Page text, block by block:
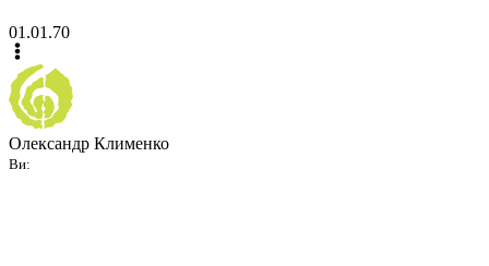
01.01.70
Олександр Клименко
Ви: